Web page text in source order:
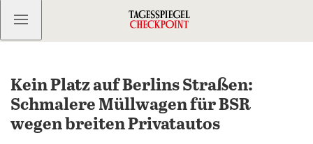
Kostenlos anmelden
Kein Platz auf Berlins Straßen:
Schmalere Müllwagen für BSR
wegen breiten Privatautos